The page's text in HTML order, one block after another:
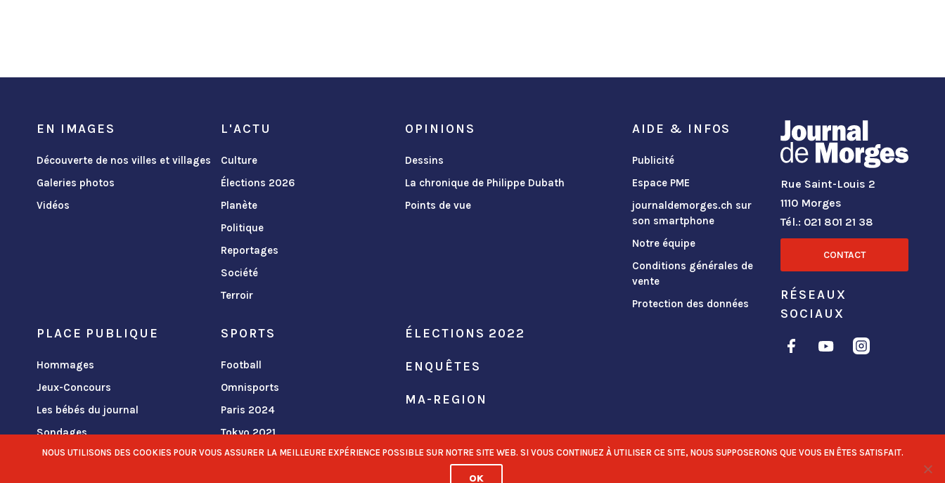
EN IMAGES
Découverte de nos villes et villages
Galeries photos
Vidéos
L'ACTU
Culture
Élections 2026
Planète
Politique
Reportages
Société
Terroir
OPINIONS
Dessins
La chronique de Philippe Dubath
Points de vue
PLACE PUBLIQUE
Hommages
Jeux-Concours
Les bébés du journal
Sondages
SPORTS
Football
Omnisports
Paris 2024
Tokyo 2021
ÉLECTIONS 2022
ENQUÊTES
MA-REGION
AIDE & INFOS
Publicité
Espace PME
journaldemorges.ch sur
son smartphone
Notre équipe
Conditions générales de
vente
Protection des données
Rue Saint-Louis 2
1110 Morges
Tél.: 021 801 21 38
CONTACT
RÉSEAUX
SOCIAUX
NOUS UTILISONS DES COOKIES POUR VOUS ASSURER LA MEILLEURE EXPÉRIENCE POSSIBLE SUR NOTRE SITE WEB. SI VOUS CONTINUEZ À UTILISER CE SITE, NOUS SUPPOSERONS QUE VOUS EN ÊTES SATISFAIT.
OK